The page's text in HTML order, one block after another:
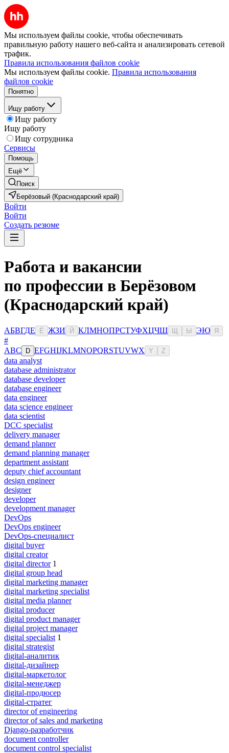
Мы используем файлы cookie, чтобы обеспечивать
правильную работу нашего веб-сайта и анализировать сетевой
трафик.
Правила использования файлов cookie
Мы используем файлы cookie. Правила использования
файлов cookie
Понятно
Ищу работу
Ищу работу
Ищу работу
Ищу сотрудника
Сервисы
Помощь
Ещё
Поиск
Берёзовый (Краснодарский край)
Войти
Войти
Создать резюме
Работа и вакансии
по профессии в Берёзовом
(Краснодарский край)
АБВГДЕ Ё ЖЗИ Й КЛМНОПРСТУФХЦЧШ Ы ЭЮ Я
#
ABC D EFGHIJKLMNOPQRSTUVWX Y Z
data analyst
database administrator
database developer
database engineer
data engineer
data science engineer
data scientist
DCC specialist
delivery manager
demand planner
demand planning manager
department assistant
deputy chief accountant
design engineer
designer
developer
development manager
DevOps
DevOps engineer
DevOps-специалист
digital buyer
digital creator
digital director 1
digital group head
digital marketing manager
digital marketing specialist
digital media planner
digital producer
digital product manager
digital project manager
digital specialist 1
digital strategist
digital-аналитик
digital-дизайнер
digital-маркетолог
digital-менеджер
digital-продюсер
digital-стратег
director of engineering
director of sales and marketing
Django-разработчик
document controller
document control specialist